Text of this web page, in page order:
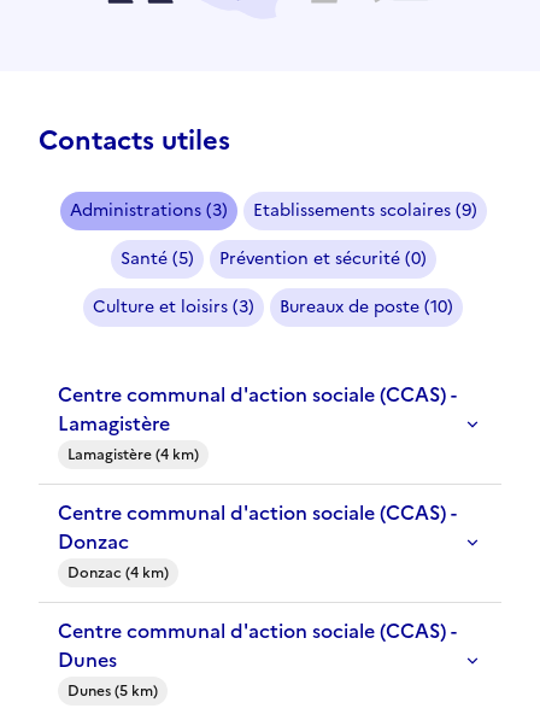
Contacts utiles
Administrations (3)
Etablissements scolaires (9)
Santé (5)
Prévention et sécurité (0)
Culture et loisirs (3)
Bureaux de poste (10)
Centre communal d'action sociale (CCAS) -
Lamagistère
Lamagistère (4 km)
Centre communal d'action sociale (CCAS) -
Donzac
Donzac (4 km)
Centre communal d'action sociale (CCAS) -
Dunes
Dunes (5 km)